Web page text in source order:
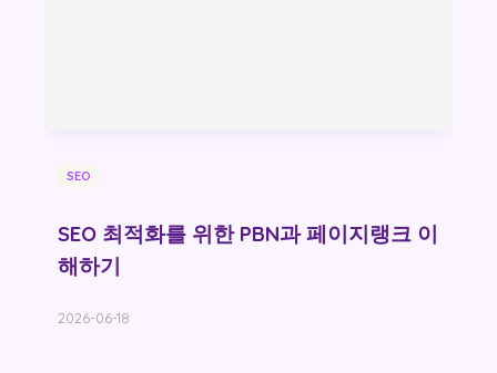
SEO
SEO 최적화를 위한 PBN과 페이지랭크 이
해하기
2026-06-18